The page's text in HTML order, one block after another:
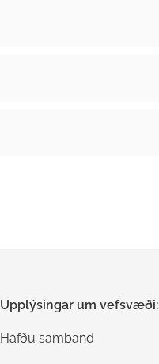
Upplýsingar um vefsvæði:
Hafðu samband